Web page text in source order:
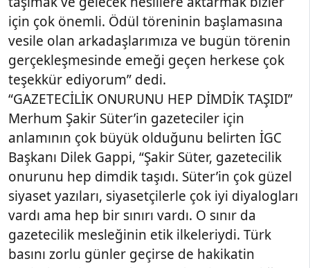
için çok önemli. Ödül töreninin başlamasına
vesile olan arkadaşlarımıza ve bugün törenin
gerçekleşmesinde emeği geçen herkese çok
teşekkür ediyorum” dedi.
“GAZETECİLİK ONURUNU HEP DİMDİK TAŞIDI”
Merhum Şakir Süter’in gazeteciler için
anlamının çok büyük olduğunu belirten İGC
Başkanı Dilek Gappi, “Şakir Süter, gazetecilik
onurunu hep dimdik taşıdı. Süter’in çok güzel
siyaset yazıları, siyasetçilerle çok iyi diyalogları
vardı ama hep bir sınırı vardı. O sınır da
gazetecilik mesleğinin etik ilkeleriydi. Türk
basını zorlu günler geçirse de hakikatin